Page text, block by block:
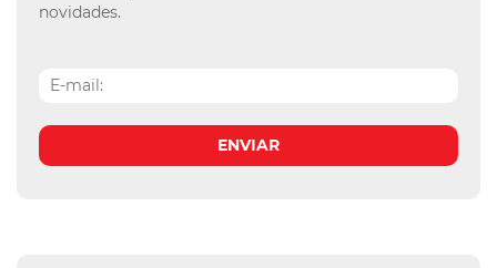
novidades.
ENVIAR